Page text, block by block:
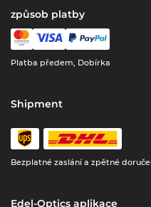
způsob platby
Platba předem, Dobírka
Shipment
Bezplatné zaslání a zpětné
Edel-Optics aplikace